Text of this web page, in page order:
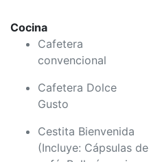
Cocina
Cafetera
convencional
Cafetera Dolce
Gusto
Cestita Bienvenida
(Incluye: Cápsulas de